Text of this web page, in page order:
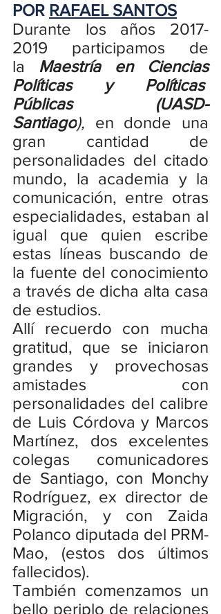
POR RAFAEL SANTOS
Durante los años 2017-
2019 participamos de
la Maestría en Ciencias
Políticas y Políticas
Públicas (UASD-
Santiago), en donde una
gran cantidad de
personalidades del citado
mundo, la academia y la
comunicación, entre otras
especialidades, estaban al
igual que quien escribe
estas líneas buscando de
la fuente del conocimiento
a través de dicha alta casa
de estudios.
Allí recuerdo con mucha
gratitud, que se iniciaron
grandes y provechosas
amistades con
personalidades del calibre
de Luis Córdova y Marcos
Martínez, dos excelentes
colegas comunicadores
de Santiago, con Monchy
Rodríguez, ex director de
Migración, y con Zaida
Polanco diputada del PRM-
Mao, (estos dos últimos
fallecidos).
También comenzamos un
bello periplo de relaciones